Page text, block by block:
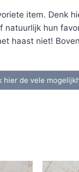
item. Denk
natuurlijk hun
haast niet!
hier de vele